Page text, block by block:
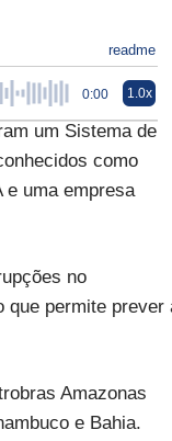
readme
0:00 1.0x
um Sistema de
como
e uma empresa
no
que permite prever
Amazonas
e Bahia.